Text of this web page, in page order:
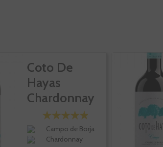
Coto De
Hayas
Chardonnay
Campo de Borja
Chardonnay